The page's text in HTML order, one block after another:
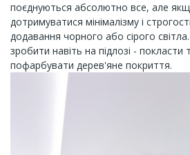
поєднуються абсолютно все, але
дотримуватися мінімалізму і
додавання чорного або сірого
зробити навіть на підлозі -
пофарбувати дерев'яне покриття.